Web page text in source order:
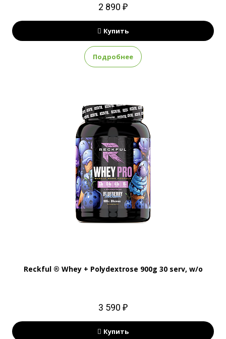
2 890 ₽
Купить
Подробнее
Reckful ® Whey + Polydextrose 900g 30 serv, w/o
3 590 ₽
Купить